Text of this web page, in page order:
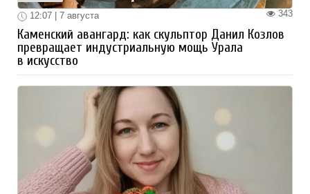
343
12:07 | 7 августа
Каменский авангард: как скульптор Данил Козлов
превращает индустриальную мощь Урала
в искусство